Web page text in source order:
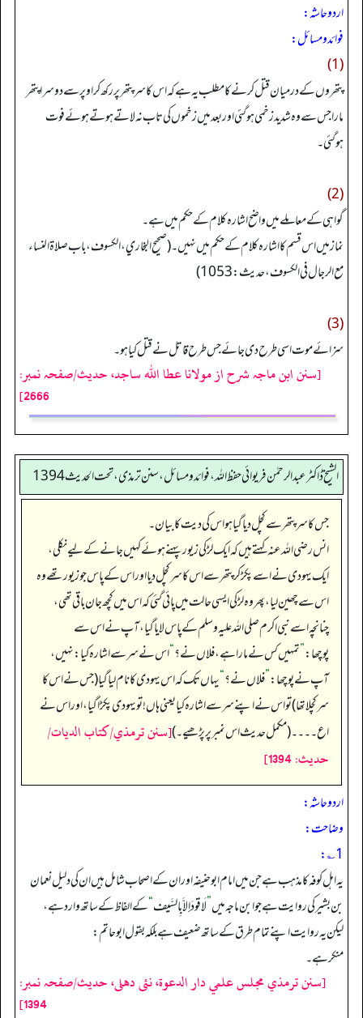
اردو حاشہ:
فوائد و مسائل:
(1)
پتھروں کے درمیان قتل کرنے کا مطلب یہ ہے کہ اس کا سرپتھر پر رکھ کر اوپر سے دوسرا پتھر
مارا جس سے وہ شدید زخمی ہوگئی اور بعد میں زخموں کی تاب نہ لاتے ہوتے ہوئے فوت
ہوگئی۔
(2)
گواہی کےمعاملے میں واضح اشارہ کلام کے حکم میں ہے۔
نماز میں اس قسم کا اشارہ کلام کے حکم میں نہیں۔ (صحیح البخاري، الکسوف، باب صلاۃ النساء
مع الرجال فی الکسوف، حدیث: 1053)
(3)
سزائے موت اسی طرح دی جائے جس طرح قاتل نے قتل کیا ہو۔
[سنن ابن ماجہ شرح از مولانا عطا الله ساجد، حدیث/صفحہ نمبر:
2666]
الشیخ ڈاکٹر عبد الرحمٰن فریوائی حفظ اللہ، فوائد و مسائل، سنن ترمذی، تحت الحديث 1394
جس کا سر پتھر سے کچل دیا گیا ہو اس کی دیت کا بیان۔
انس رضی الله عنہ کہتے ہیں کہ ایک لڑکی زیور پہنے ہوئے کہیں جانے کے لیے نکلی،
ایک یہودی نے اسے پکڑ کر پتھر سے اس کا سر کچل دیا اور اس کے پاس جو زیور تھے وہ
اس سے چھین لیا، پھر وہ لڑکی ایسی حالت میں پائی گئی کہ اس میں کچھ جان باقی تھی،
چنانچہ اسے نبی اکرم صلی اللہ علیہ وسلم کے پاس لایا گیا، آپ نے اس سے
پوچھا:”تمہیں کس نے مارا ہے، فلاں نے؟“اس نے سر سے اشارہ کیا: نہیں،
آپ نے پوچھا:”فلاں نے؟“یہاں تک کہ اس یہودی کا نام لیا گیا (جس نے اس کا
سر کچلا تھا) تو اس نے اپنے سر سے اشارہ کیا یعنی ہاں! تو یہودی پکڑا گیا، اور اس نے
اع۔۔۔۔ (مکمل حدیث اس نمبر پر پڑھیے۔)[سنن ترمذي/كتاب الديات/
حدیث: 1394]
اردو حاشہ:
وضاحت:
1؎:
یہ اہل کوفہ کا مذہب ہے جن میں امام ابوحنیفہ اوران کے اصحاب شامل ہیں ان کی دلیل نعمان
بن بشیرکی روایت ہے جو ابن ماجہ میں”لَا قودَ إلاَّ بِالسَّيف“کے الفاظ کے ساتھ وارد ہے،
لیکن یہ روایت اپنے تمام طرق کے ساتھ ضعیف ہے بلکہ بقول ابوحاتم:
منکرہے۔
[سنن ترمذي مجلس علمي دار الدعوة، نئى دهلى، حدیث/صفحہ نمبر:
1394]